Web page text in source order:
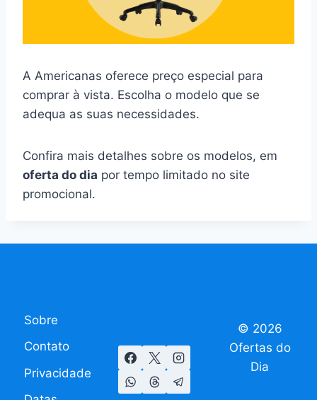
A Americanas oferece preço especial para
comprar à vista. Escolha o modelo que se
adequa as suas necessidades.
Confira mais detalhes sobre os modelos, em
oferta do dia por tempo limitado no site
promocional.
Sobre
Contato
Privacidade
© 2026
Ofertas do
Dia